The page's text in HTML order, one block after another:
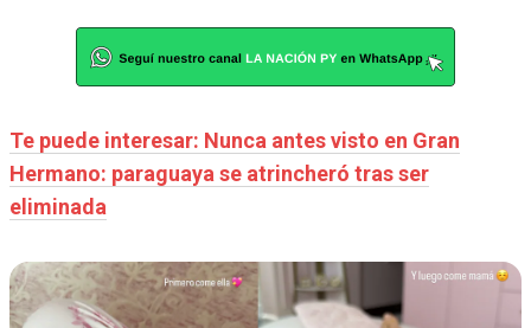
Te puede interesar: Nunca antes visto en Gran
Hermano: paraguaya se atrincheró tras ser
eliminada